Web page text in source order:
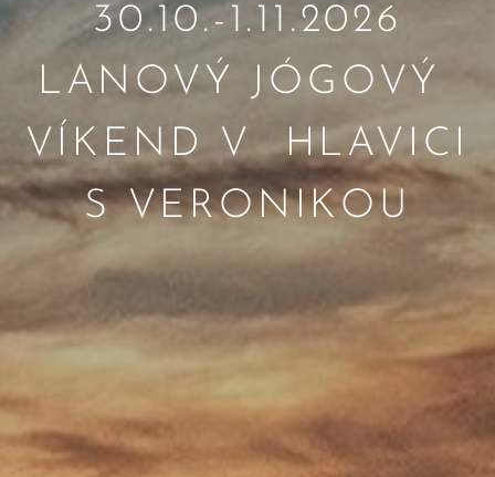
30.10.-1.11.2026
LANOVÝ JÓGOVÝ
VÍKEND V HLAVICI
S VERONIKOU